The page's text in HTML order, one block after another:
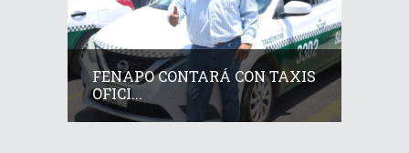
FENAPO CONTARÁ CON TAXIS
OFICI...